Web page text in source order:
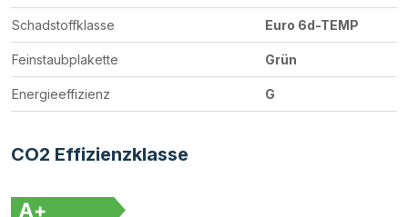
Schadstoffklasse Euro 6d-TEMP
Feinstaubplakette Grün
Energieeffizienz G
CO2 Effizienzklasse